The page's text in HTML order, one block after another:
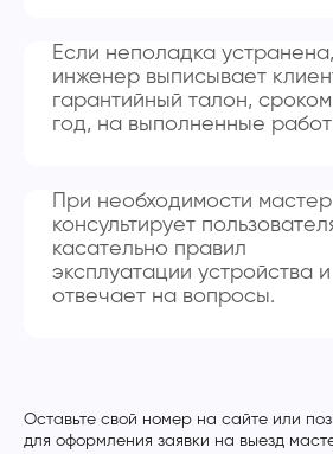
Если неполадка устранена,
инженер выписывает
гарантийный талон, сроком
год, на выполненные
При необходимости мастер
консультирует
касательно правил
эксплуатации устройства и
отвечает на вопросы.
Оставьте свой номер на сайте или
для оформления заявки на выезд